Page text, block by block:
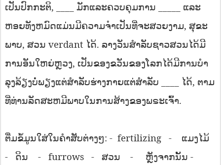
ເປັນ​ປົກ​ກະ​ຕິ​, ____ ມັກ​ແລະ​ຄວບ​ຄຸມ​ການ
ແລະ​
ຫອຍ​ທັງ​ຫມົດ​ແມ່ນ​ມີ​ຄວາມ​ຈໍາ​ເປັນ​ທີ່​ຈະ​ສວຍ​ງາມ​, ສຸ​ຂະ​
ພາບ​, ສວນ verdant ໄດ້​. ລາງວັນ​ສໍາ​ລັບ​ຊາວ​ສວນ​ໄດ້​ມີ​
ການ​ອັນ​ໃຫຍ່​ຫຼວງ​, ເປັນ​ຂອງ​ຂວັນ​ຂອງ​ໂລກ​ໄດ້​ມີ​ການ​ບໍາ​
ລຸງ​ລ້ຽງ​ບໍ່​ພຽງ​ແຕ່​ສໍາ​ລັບ​ຮ່າງ​ກາຍ​ແຕ່​ສໍາ​ລັບ
ໄດ້​, ຕາມ​
ທີ່​ທ່ານ​ລັດ​ສະ​ຫມີ​ພາບ​ໃນ​ການ​ສ້າງ​ຂອງ​ພຣະ​ເຈົ້າ​.
ຕື່ມ​ຂໍ້​ມູນ​ໃສ່​ໃນ​ຄໍາ​ສັບ​ຕ່າງໆ​: - fertilizing - ແມງ​ໄມ້
- ດິນ - furrows - ສວນ - ຫຼັງ​ຈາກ​ນັ້ນ -